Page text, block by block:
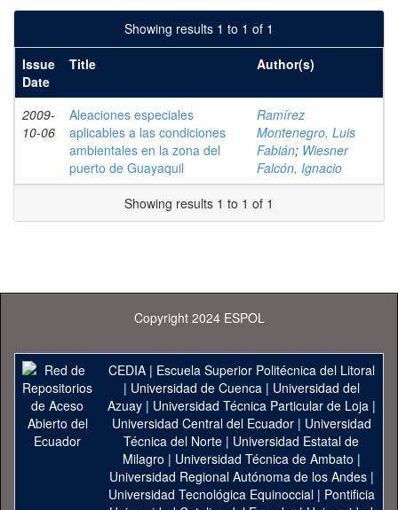
Showing results 1 to 1 of 1
Issue
Date
Title Author(s)
2009-
10-06
Aleaciones especiales
aplicables a las condiciones
ambientales en la zona del
puerto de Guayaquil
Ramírez
Montenegro, Luis
Fabián; Wiesner
Falcón, Ignacio
Showing results 1 to 1 of 1
Copyright 2024 ESPOL
CEDIA| Escuela Superior Politécnica del Litoral
| Universidad de Cuenca| Universidad del
Azuay| Universidad Técnica Particular de Loja|
Universidad Central del Ecuador| Universidad
Técnica del Norte | Universidad Estatal de
Milagro | Universidad Técnica de Ambato |
Universidad Regional Autónoma de los Andes|
Universidad Tecnológica Equinoccial| Pontificia